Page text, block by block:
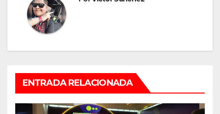
ENTRADA RELACIONADA